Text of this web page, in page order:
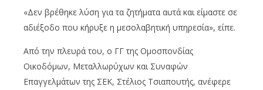
«Δεν βρέθηκε λύση για τα ζητήματα αυτά και είμαστε σε
αδιέξοδο που κήρυξε η μεσολαβητική υπηρεσία», είπε.
Από την πλευρά του, ο ΓΓ της Ομοσπονδίας
Οικοδόμων, Μεταλλωρύχων και Συναφών
Επαγγελμάτων της ΣΕΚ, Στέλιος Τσιαπουτής, ανέφερε